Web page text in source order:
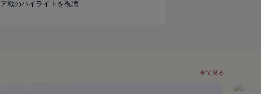
戦のハイライトを視聴
全て見る